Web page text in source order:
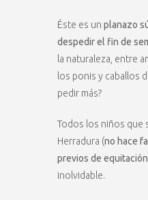
Éste es un planazo
despedir el fin de
la naturaleza, entre
los ponis y caballos
pedir más?
Todos los niños que
Herradura (no hace
previos de equitación
inolvidable.